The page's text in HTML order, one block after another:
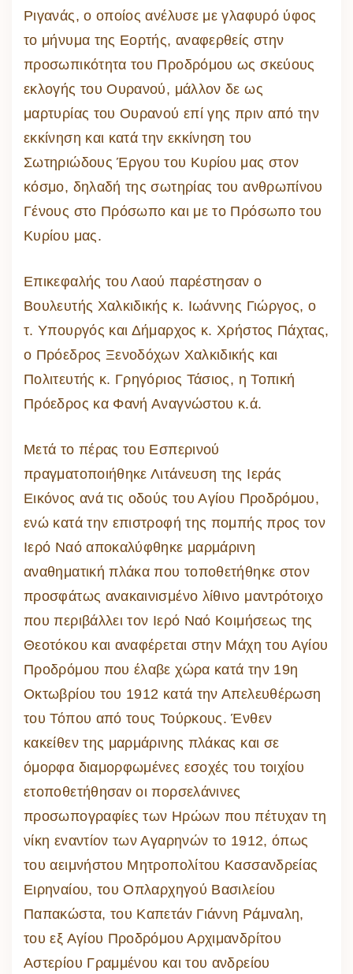
Ριγανάς, ο οποίος ανέλυσε με γλαφυρό ύφος
το μήνυμα της Εορτής, αναφερθείς στην
προσωπικότητα του Προδρόμου ως σκεύους
εκλογής του Ουρανού, μάλλον δε ως
μαρτυρίας του Ουρανού επί γης πριν από την
εκκίνηση και κατά την εκκίνηση του
Σωτηριώδους Έργου του Κυρίου μας στον
κόσμο, δηλαδή της σωτηρίας του ανθρωπίνου
Γένους στο Πρόσωπο και με το Πρόσωπο του
Κυρίου μας.
Επικεφαλής του Λαού παρέστησαν ο
Βουλευτής Χαλκιδικής κ. Ιωάννης Γιώργος, ο
τ. Υπουργός και Δήμαρχος κ. Χρήστος Πάχτας,
ο Πρόεδρος Ξενοδόχων Χαλκιδικής και
Πολιτευτής κ. Γρηγόριος Τάσιος, η Τοπική
Πρόεδρος κα Φανή Αναγνώστου κ.ά.
Μετά το πέρας του Εσπερινού
πραγματοποιήθηκε Λιτάνευση της Ιεράς
Εικόνος ανά τις οδούς του Αγίου Προδρόμου,
ενώ κατά την επιστροφή της πομπής προς τον
Ιερό Ναό αποκαλύφθηκε μαρμάρινη
αναθηματική πλάκα που τοποθετήθηκε στον
προσφάτως ανακαινισμένο λίθινο μαντρότοιχο
που περιβάλλει τον Ιερό Ναό Κοιμήσεως της
Θεοτόκου και αναφέρεται στην Μάχη του Αγίου
Προδρόμου που έλαβε χώρα κατά την 19η
Οκτωβρίου του 1912 κατά την Απελευθέρωση
του Τόπου από τους Τούρκους. Ένθεν
κακείθεν της μαρμάρινης πλάκας και σε
όμορφα διαμορφωμένες εσοχές του τοιχίου
ετοποθετήθησαν οι πορσελάνινες
προσωπογραφίες των Ηρώων που πέτυχαν τη
νίκη εναντίον των Αγαρηνών το 1912, όπως
του αειμνήστου Μητροπολίτου Κασσανδρείας
Ειρηναίου, του Οπλαρχηγού Βασιλείου
Παπακώστα, του Καπετάν Γιάννη Ράμναλη,
του εξ Αγίου Προδρόμου Αρχιμανδρίτου
Αστερίου Γραμμένου και του ανδρείου